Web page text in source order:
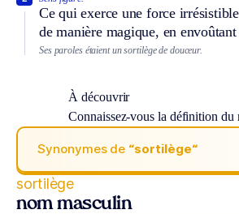
Ce qui exerce une force
de manière magique, en
Ses paroles étaient un sortilège de douceur.
À découvrir
Connaissez-vous la définition
Synonymes de “sortilège“
sortilège
nom masculin